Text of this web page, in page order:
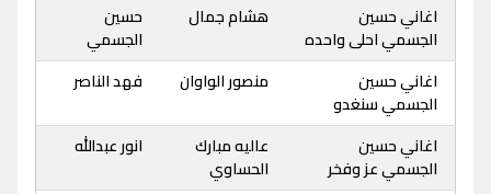
اغاني حسين
الجسمي احلى واحده
هشام جمال
حسين
الجسمي
اغاني حسين
الجسمي سنغدو
منصور الواوان فهد الناصر
اغاني حسين
الجسمي عز وفخر
عاليه مبارك
الحساوي
انور عبدالله